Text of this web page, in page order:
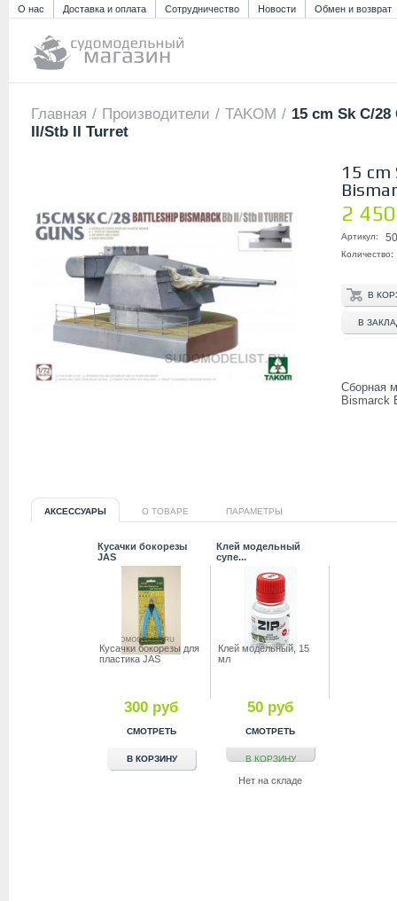
О нас Доставка и оплата Сотрудничество Новости Обмен и возврат
Главная / Производители / TAKOM / 15 cm Sk C/
II/Stb II Turret
15 cm
2
Артикул:
Количество:
В
Сборная
Bismarck
АКСЕССУАРЫ О ТОВАРЕ ПАРАМЕТРЫ
Кусачки бокорезы
JAS
Куcачки бокорезы для
пластика JAS
300 руб
СМОТРЕТЬ
В КОРЗИНУ
Клей модельный
супе...
Клей модельный, 15
мл
50 руб
СМОТРЕТЬ
В КОРЗИНУ
Нет на складе